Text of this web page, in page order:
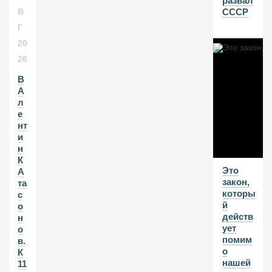
В
Г
20
26
В
А
л
е
нт
и
н
К
А
та
с
о
н
о
в.
К
11
СССР
Это
закон,
которы
й
действ
ует
помим
о
нашей